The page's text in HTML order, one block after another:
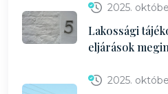
2025.
Lakossági
eljárások
2025.